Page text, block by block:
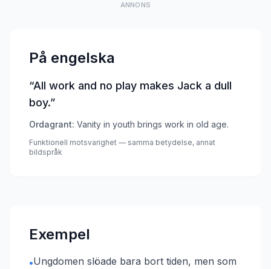
ANNONS
På engelska
“All work and no play makes Jack a dull
boy.”
Ordagrant: Vanity in youth brings work in old age.
Funktionell motsvarighet — samma betydelse, annat
bildspråk
Exempel
•Ungdomen slöade bara bort tiden, men som